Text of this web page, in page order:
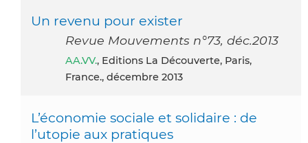
Un revenu pour exister
Revue Mouvements n°73, déc.2013
AA.VV., Editions La Découverte, Paris,
France., décembre 2013
L’économie sociale et solidaire : de
l’utopie aux pratiques